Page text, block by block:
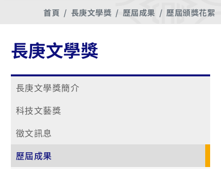
首頁 長庚文學獎 歷屆成果 歷屆頒獎花絮
長庚文學獎
長庚文學獎簡介
科技文藝獎
徵文訊息
歷屆成果